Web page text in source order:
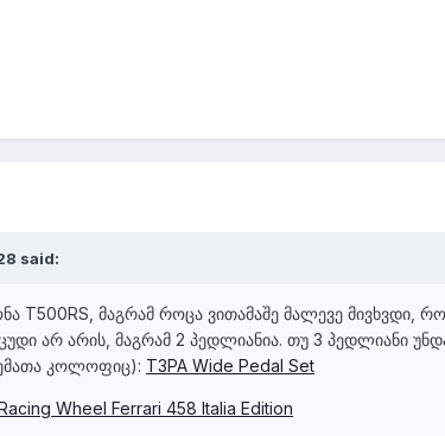
said:
T500RS, მაგრამ როცა ვითამაშე მალევე მივხვდი,
არ არის, მაგრამ 2 პედლიანია. თუ 3 პედლიანი
კოლოფიც): T3PA Wide Pedal Set
Wheel Ferrari 458 Italia Edition